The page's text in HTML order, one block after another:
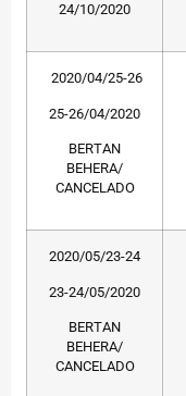
24/10/2020
2020/04/25-26
25-26/04/2020
BERTAN
BEHERA/
CANCELADO
2020/05/23-24
23-24/05/2020
BERTAN
BEHERA/
CANCELADO